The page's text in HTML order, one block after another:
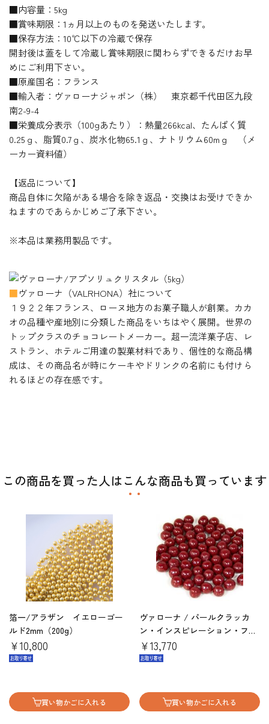
■内容量：5kg
■賞味期限：1ヵ月以上のものを発送いたします。
■保存方法：10℃以下の冷蔵で保存
開封後は蓋をして冷蔵し賞味期限に関わらずできるだけお早
めにご利用下さい。
■原産国名：フランス
■輸入者：ヴァローナジャポン（株） 東京都千代田区九段
南2-9-4
■栄養成分表示（100gあたり）：熱量266kcal、たんぱく質
0.25ｇ、脂質0.7ｇ、炭水化物65.1ｇ、ナトリウム60mｇ （メ
ーカー資料値）
【返品について】
商品自体に欠陥がある場合を除き返品・交換はお受けできか
ねますのであらかじめご了承下さい。
※本品は業務用製品です。
■ヴァローナ（VALRHONA）社について
１９２２年フランス、ローヌ地方のお菓子職人が創業。カカ
オの品種や産地別に分類した商品をいちはやく展開。世界の
トップクラスのチョコレートメーカー。超一流洋菓子店、レ
ストラン、ホテルご用達の製菓材料であり、個性的な商品構
成は、その商品名が時にケーキやドリンクの名前にも付けら
れるほどの存在感です。
この商品を買った人はこんな商品も買っています
箔一/アラザン イエローゴー
ルド2mm（200g）
￥10,800
買い物かごに入れる
ヴァローナ / パールクラッカ
ン・インスピレーション・フラ
ンボワーズ1kg
￥13,770
買い物かごに入れる